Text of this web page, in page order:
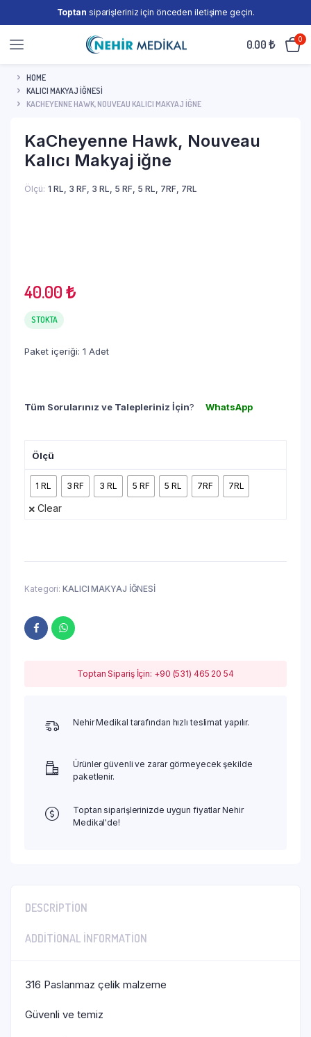
Toptan siparişleriniz için önceden iletişime geçin.
0.00₺ 0
HOME
KALICI MAKYAJ İĞNESİ
KACHEYENNE HAWK, NOUVEAU KALICI MAKYAJ IĞNE
KaCheyenne Hawk, Nouveau
Kalıcı Makyaj iğne
Ölçü 1 RL, 3 RF, 3 RL, 5 RF, 5 RL, 7RF, 7RL
40.00₺
STOKTA
Paket içeriği: 1 Adet
Tüm Sorularınız ve Talepleriniz İçin? WhatsApp
Ölçü
1 RL 3 RF 3 RL 5 RF 5 RL 7RF 7RL
Clear
Kategori: KALICI MAKYAJ İĞNESİ
Toptan Sipariş İçin: +90 (531) 465 20 54
Nehir Medikal tarafından hızlı teslimat yapılır.
Ürünler güvenli ve zarar görmeyecek şekilde
paketlenir.
Toptan siparişlerinizde uygun fiyatlar Nehir
Medikal'de!
DESCRIPTION
ADDITIONAL INFORMATION
316 Paslanmaz çelik malzeme
Güvenli ve temiz